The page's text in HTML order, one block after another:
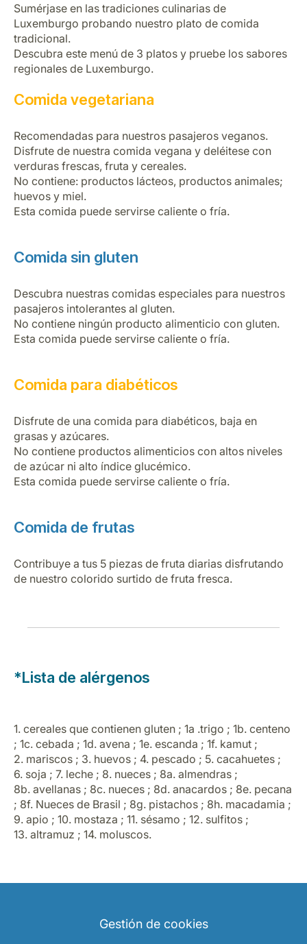
Sumérjase en las tradiciones culinarias de
Luxemburgo probando nuestro plato de comida
tradicional.
Descubra este menú de 3 platos y pruebe los sabores
regionales de Luxemburgo.
Comida vegetariana
Recomendadas para nuestros pasajeros veganos.
Disfrute de nuestra comida vegana y deléitese con
verduras frescas, fruta y cereales.
No contiene: productos lácteos, productos animales;
huevos y miel.
Esta comida puede servirse caliente o fría.
Comida sin gluten
Descubra nuestras comidas especiales para nuestros
pasajeros intolerantes al gluten.
No contiene ningún producto alimenticio con gluten.
Esta comida puede servirse caliente o fría.
Comida para diabéticos
Disfrute de una comida para diabéticos, baja en
grasas y azúcares.
No contiene productos alimenticios con altos niveles
de azúcar ni alto índice glucémico.
Esta comida puede servirse caliente o fría.
Comida de frutas
Contribuye a tus 5 piezas de fruta diarias disfrutando
de nuestro colorido surtido de fruta fresca.
*Lista de alérgenos
1. cereales que contienen gluten ; 1a .trigo ; 1b. centeno
; 1c. cebada ; 1d. avena ; 1e. escanda ; 1f. kamut ;
2. mariscos ; 3. huevos ; 4. pescado ; 5. cacahuetes ;
6. soja ; 7. leche ; 8. nueces ; 8a. almendras ;
8b. avellanas ; 8c. nueces ; 8d. anacardos ; 8e. pecana
; 8f. Nueces de Brasil ; 8g. pistachos ; 8h. macadamia ;
9. apio ; 10. mostaza ; 11. sésamo ; 12. sulfitos ;
13. altramuz ; 14. moluscos.
Gestión de cookies